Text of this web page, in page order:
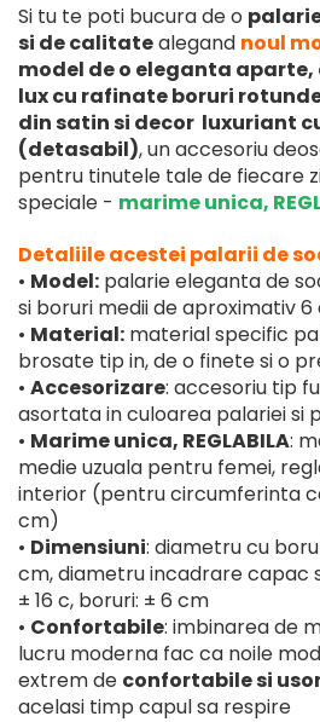
Si tu te poti bucura de o
si de calitatealegand noul
model de o eleganta aparte,
lux cu rafinate boruri
din satin si decor luxuriant
(detasabil), un accesoriu
pentru tinutele tale de fiecare
speciale - marime unica,
Detaliile acestei palarii de
• Model: palarie eleganta de
si boruri medii de aproximativ 6
• Material: material specific
brosate tip in, de o finete si o
• Accesorizare: accesoriu tip
asortata in culoarea palariei si
• Marime unica, REGLABILA:
medie uzuala pentru femei,
interior (pentru circumferinta
cm)
• Dimensiuni: diametru cu
cm, diametru incadrare capac
± 16 c, boruri: ± 6 cm
• Confortabile: imbinarea de
lucru moderna fac ca noile
extrem de confortabile si
acelasi timp capul sa respire